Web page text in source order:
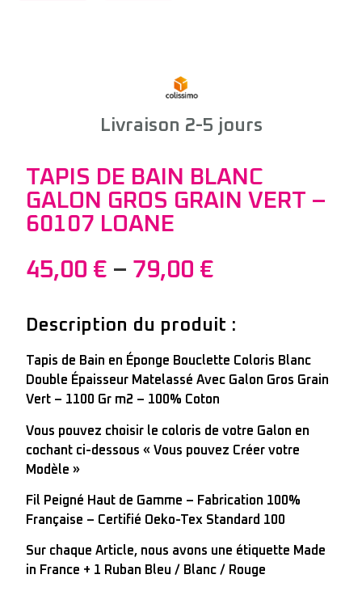
Livraison 2-5 jours
TAPIS DE BAIN BLANC
GALON GROS GRAIN VERT –
60107 LOANE
45,00 € – 79,00 €
Description du produit :
Tapis de Bain en Éponge Bouclette Coloris Blanc
Double Épaisseur Matelassé Avec Galon Gros Grain
Vert – 1100 Gr m2 – 100% Coton
Vous pouvez choisir le coloris de votre Galon en
cochant ci-dessous « Vous pouvez Créer votre
Modèle »
Fil Peigné Haut de Gamme – Fabrication 100%
Française – Certifié Oeko-Tex Standard 100
Sur chaque Article, nous avons une étiquette Made
in France + 1 Ruban Bleu / Blanc / Rouge